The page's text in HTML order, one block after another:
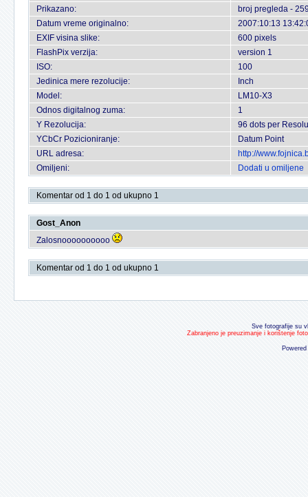
Prikazano:
broj pregleda -
Datum vreme originalno:
2007:10:13
EXIF visina slike:
600 pixels
FlashPix verzija:
version 1
ISO:
100
Jedinica mere rezolucije:
Inch
Model:
LM10-X3
Odnos digitalnog zuma:
1
Y Rezolucija:
96 dots per
YCbCr Pozicioniranje:
Datum Point
URL adresa:
http://
Omiljeni:
Dodati u omiljene
Komentar od 1 do 1 od ukupno 1
Gost_Anon
Zalosnoooooooooo
Komentar od 1 do 1 od ukupno 1
Sve fotografije su
Zabranjeno je preuzimanje i korištenje